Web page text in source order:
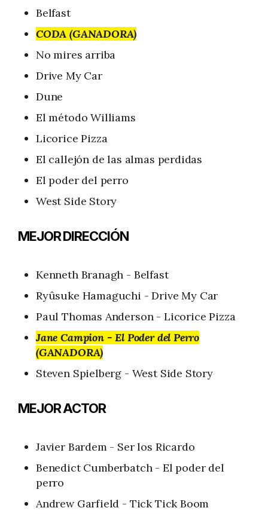
Belfast
CODA (GANADORA)
No mires arriba
Drive My Car
Dune
El método Williams
Licorice Pizza
El callejón de las almas perdidas
El poder del perro
West Side Story
MEJOR DIRECCIÓN
Kenneth Branagh - Belfast
Ryûsuke Hamaguchi - Drive My Car
Paul Thomas Anderson - Licorice Pizza
Jane Campion - El Poder del Perro
(GANADORA)
Steven Spielberg - West Side Story
MEJOR ACTOR
Javier Bardem - Ser los Ricardo
Benedict Cumberbatch - El poder del
perro
Andrew Garfield - Tick Tick Boom